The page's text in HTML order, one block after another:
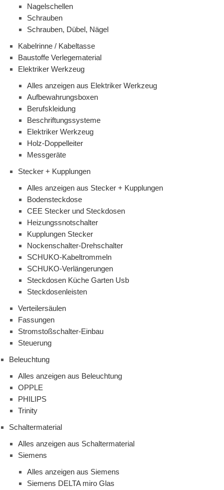
Nagelschellen
Schrauben
Schrauben, Dübel, Nägel
Kabelrinne / Kabeltasse
Baustoffe Verlegematerial
Elektriker Werkzeug
Alles anzeigen aus Elektriker Werkzeug
Aufbewahrungsboxen
Berufskleidung
Beschriftungssysteme
Elektriker Werkzeug
Holz-Doppelleiter
Messgeräte
Stecker + Kupplungen
Alles anzeigen aus Stecker + Kupplungen
Bodensteckdose
CEE Stecker und Steckdosen
Heizungssnotschalter
Kupplungen Stecker
Nockenschalter-Drehschalter
SCHUKO-Kabeltrommeln
SCHUKO-Verlängerungen
Steckdosen Küche Garten Usb
Steckdosenleisten
Verteilersäulen
Fassungen
Stromstoßschalter-Einbau
Steuerung
Beleuchtung
Alles anzeigen aus Beleuchtung
OPPLE
PHILIPS
Trinity
Schaltermaterial
Alles anzeigen aus Schaltermaterial
Siemens
Alles anzeigen aus Siemens
Siemens DELTA miro Glas